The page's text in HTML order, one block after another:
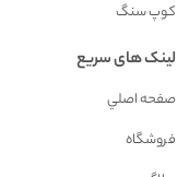
کوپ سنگ
لینک های سریع
صفحه اصلي
فروشگاه